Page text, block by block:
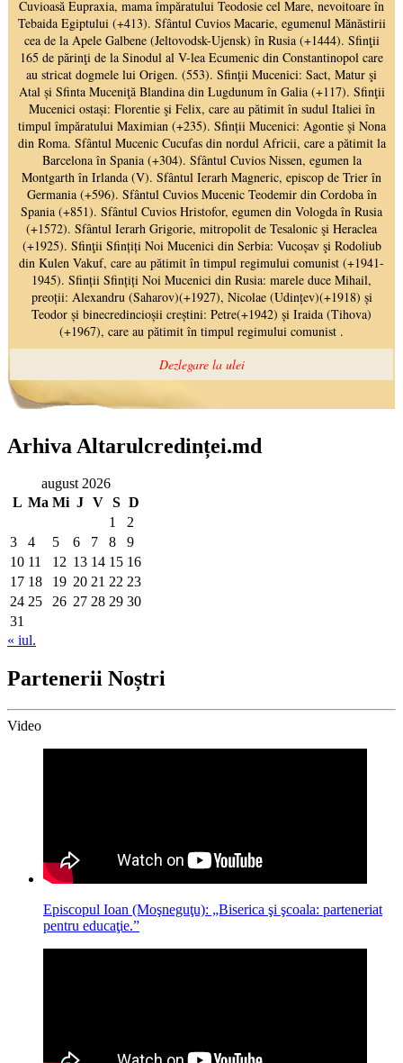
Arhiva Altarulcredinței.md
august 2026
L Ma Mi J V S D
1
2
3
4 5 6 7 8
9
10 11 12 13 14 15 16
17 18 19 20 21 22 23
24 25 26 27 28 29 30
31
« iul.
Partenerii Noștri
Video
Episcopul Ioan (Moşneguţu): „Biserica şi şcoala: parteneriat
pentru educaţie.”